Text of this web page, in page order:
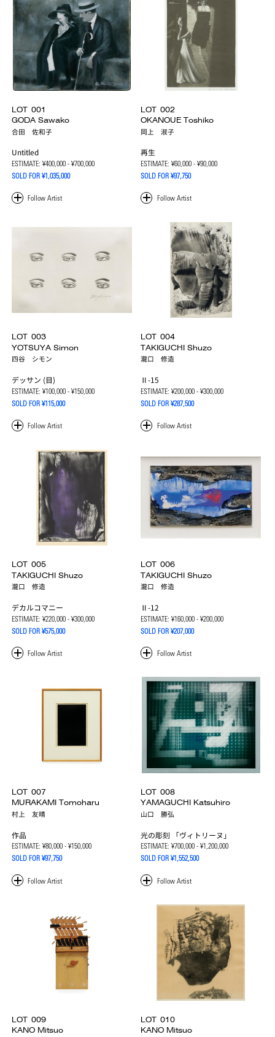
LOT 001
GODA Sawako
合田 佐和子
Untitled
ESTIMATE:¥400,000 - ¥700,000
SOLD FOR ¥1,035,000
LOT 002
OKANOUE Toshiko
岡上 淑子
再生
ESTIMATE:¥60,000 - ¥90,000
SOLD FOR ¥97,750
LOT 003
YOTSUYA Simon
四谷 シモン
デッサン (目)
ESTIMATE:¥100,000 - ¥150,000
SOLD FOR ¥115,000
LOT 004
TAKIGUCHI Shuzo
瀧口 修造
Ⅱ-15
ESTIMATE:¥200,000 - ¥300,000
SOLD FOR ¥287,500
LOT 005
TAKIGUCHI Shuzo
瀧口 修造
デカルコマニー
ESTIMATE:¥220,000 - ¥300,000
SOLD FOR ¥575,000
LOT 006
TAKIGUCHI Shuzo
瀧口 修造
Ⅱ-12
ESTIMATE:¥160,000 - ¥200,000
SOLD FOR ¥207,000
LOT 007
MURAKAMI Tomoharu
村上 友晴
作品
ESTIMATE:¥80,000 - ¥150,000
SOLD FOR ¥97,750
LOT 008
YAMAGUCHI Katsuhiro
山口 勝弘
光の彫刻 「ヴィトリーヌ」
ESTIMATE:¥700,000 - ¥1,200,000
SOLD FOR ¥1,552,500
LOT 009
KANO Mitsuo
LOT 010
KANO Mitsuo